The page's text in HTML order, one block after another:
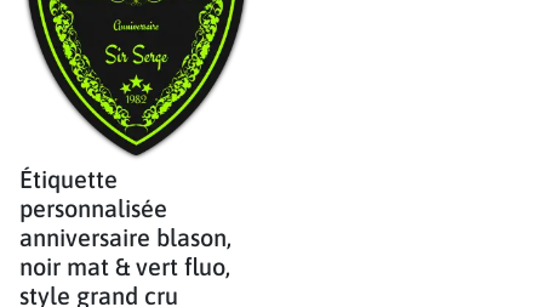
Étiquette
personnalisée
anniversaire blason,
noir mat & vert fluo,
style grand cru